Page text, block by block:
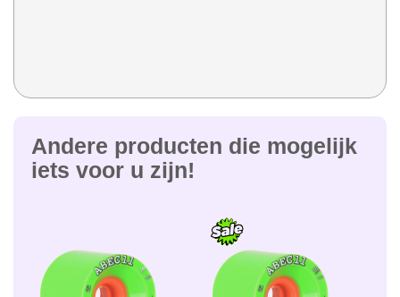
Andere producten die mogelijk
iets voor u zijn!